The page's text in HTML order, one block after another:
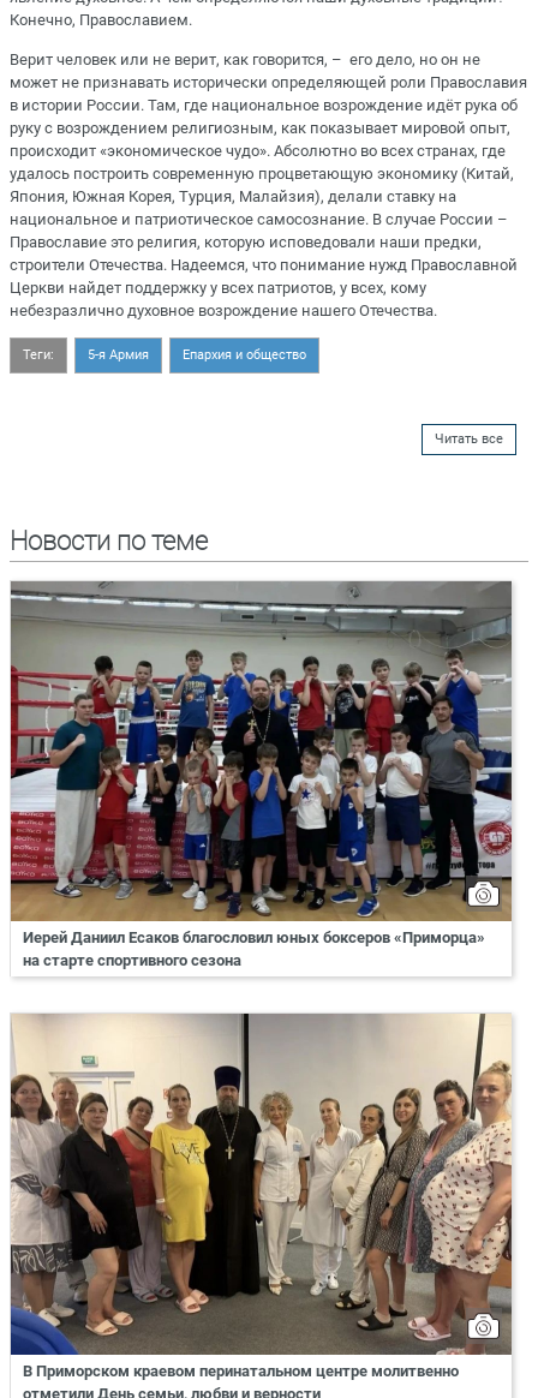
Конечно, Православием.
Верит человек или не верит, как говорится, – его дело, но он не
может не признавать исторически определяющей роли Православия
в истории России. Там, где национальное возрождение идёт рука об
руку с возрождением религиозным, как показывает мировой опыт,
происходит «экономическое чудо». Абсолютно во всех странах, где
удалось построить современную процветающую экономику (Китай,
Япония, Южная Корея, Турция, Малайзия), делали ставку на
национальное и патриотическое самосознание. В случае России –
Православие это религия, которую исповедовали наши предки,
строители Отечества. Надеемся, что понимание нужд Православной
Церкви найдет поддержку у всех патриотов, у всех, кому
небезразлично духовное возрождение нашего Отечества.
Теги: 5-я Армия Епархия и общество
Читать все
Новости по теме
Иерей Даниил Есаков благословил юных боксеров «Приморца»
на старте спортивного сезона
В Приморском краевом перинатальном центре молитвенно
отметили День семьи, любви и верности